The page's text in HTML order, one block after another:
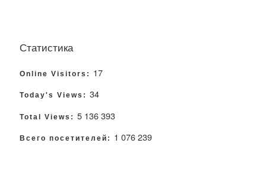
Статистика
Online Visitors: 17
Today's Views: 34
Total Views: 5 136 393
Всего посетителей: 1 076 239